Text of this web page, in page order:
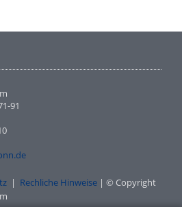
91
| Rechliche Hinweise | © Copyright